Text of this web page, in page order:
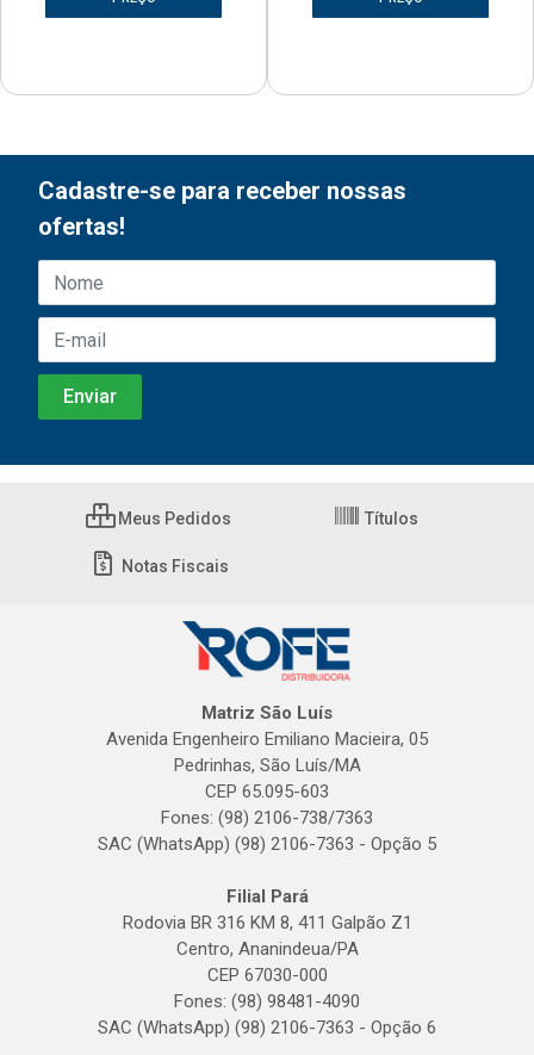
Cadastre-se para receber nossas
ofertas!
Meus Pedidos Títulos
Notas Fiscais
Matriz São Luís
Avenida Engenheiro Emiliano Macieira, 05
Pedrinhas, São Luís/MA
CEP 65.095-603
Fones: (98) 2106-738/7363
SAC (WhatsApp) (98) 2106-7363 - Opção 5
Filial Pará
Rodovia BR 316 KM 8, 411 Galpão Z1
Centro, Ananindeua/PA
CEP 67030-000
Fones: (98) 98481-4090
SAC (WhatsApp) (98) 2106-7363 - Opção 6